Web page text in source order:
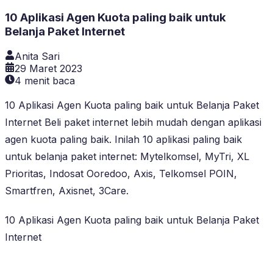
10 Aplikasi Agen Kuota paling baik untuk
Belanja Paket Internet
Anita Sari
29 Maret 2023
4 menit baca
10 Aplikasi Agen Kuota paling baik untuk Belanja Paket
Internet Beli paket internet lebih mudah dengan aplikasi
agen kuota paling baik. Inilah 10 aplikasi paling baik
untuk belanja paket internet: Mytelkomsel, MyTri, XL
Prioritas, Indosat Ooredoo, Axis, Telkomsel POIN,
Smartfren, Axisnet, 3Care.
10 Aplikasi Agen Kuota paling baik untuk Belanja Paket
Internet